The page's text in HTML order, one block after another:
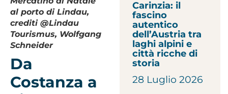
al porto di Lindau,
crediti @Lindau
Tourismus, Wolfgang
Schneider
Da
Costanza a
Carinzia: il
fascino
autentico
dell’Austria tra
laghi alpini e
città ricche di
storia
28 Luglio 2026